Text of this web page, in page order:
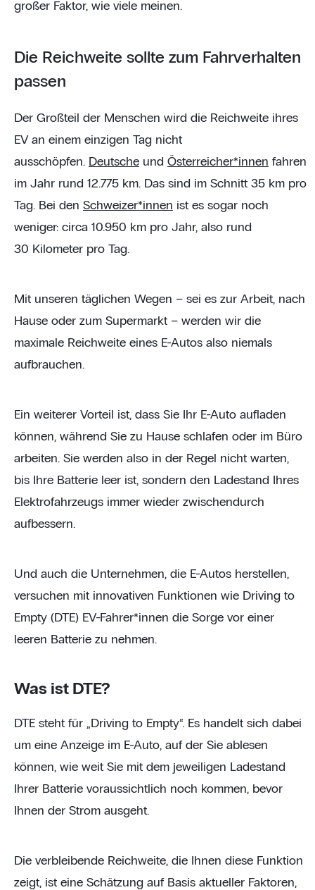
großer Faktor, wie viele meinen.
Die Reichweite sollte zum Fahrverhalten
passen
Der Großteil der Menschen wird die Reichweite ihres
EV an einem einzigen Tag nicht
ausschöpfen. Deutsche und Österreicher*innen fahren
im Jahr rund 12.775 km. Das sind im Schnitt 35 km pro
Tag. Bei den Schweizer*innen ist es sogar noch
weniger: circa 10.950 km pro Jahr, also rund
30 Kilometer pro Tag.
Mit unseren täglichen Wegen – sei es zur Arbeit, nach
Hause oder zum Supermarkt – werden wir die
maximale Reichweite eines E-Autos also niemals
aufbrauchen.
Ein weiterer Vorteil ist, dass Sie Ihr E-Auto aufladen
können, während Sie zu Hause schlafen oder im Büro
arbeiten. Sie werden also in der Regel nicht warten,
bis Ihre Batterie leer ist, sondern den Ladestand Ihres
Elektrofahrzeugs immer wieder zwischendurch
aufbessern.
Und auch die Unternehmen, die E-Autos herstellen,
versuchen mit innovativen Funktionen wie Driving to
Empty (DTE) EV-Fahrer*innen die Sorge vor einer
leeren Batterie zu nehmen.
Was ist DTE?
DTE steht für „Driving to Empty“. Es handelt sich dabei
um eine Anzeige im E-Auto, auf der Sie ablesen
können, wie weit Sie mit dem jeweiligen Ladestand
Ihrer Batterie voraussichtlich noch kommen, bevor
Ihnen der Strom ausgeht.
Die verbleibende Reichweite, die Ihnen diese Funktion
zeigt, ist eine Schätzung auf Basis aktueller Faktoren,